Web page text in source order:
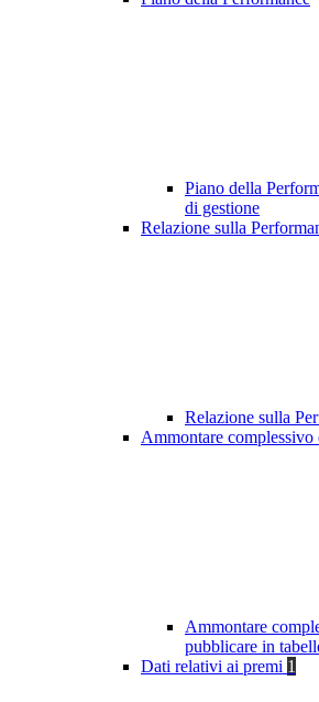
Piano della
di gestione
Relazione sulla
Relazione sulla
Ammontare complessivo
Ammontare
pubblicare in
Dati relativi ai premi 1